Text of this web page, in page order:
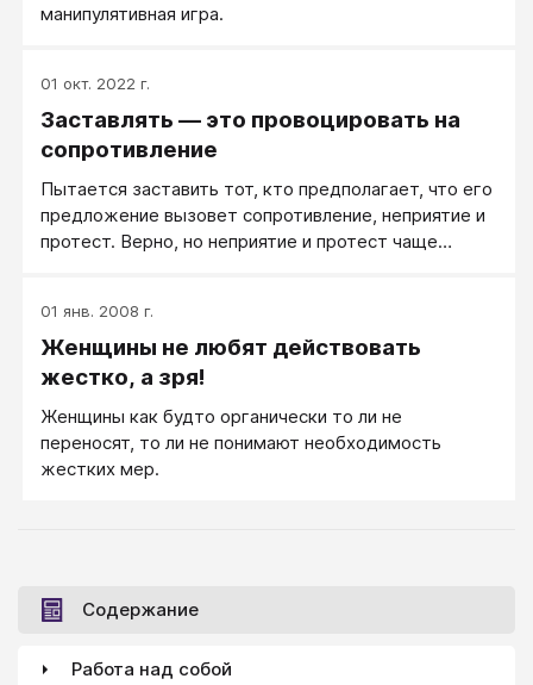
манипулятивная игра.
01 окт. 2022 г.
Заставлять — это провоцировать на
сопротивление
Пытается заставить тот, кто предполагает, что его
предложение вызовет сопротивление, неприятие и
протест. Верно, но неприятие и протест чаще
01 янв. 2008 г.
Женщины не любят действовать
жестко, а зря!
Женщины как будто органически то ли не
переносят, то ли не понимают необходимость
жестких мер.
Содержание
Работа над собой